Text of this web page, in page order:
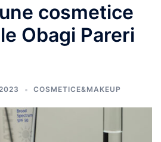
cosmetice
Obagi Pareri
COSMETICE&MAKEUP